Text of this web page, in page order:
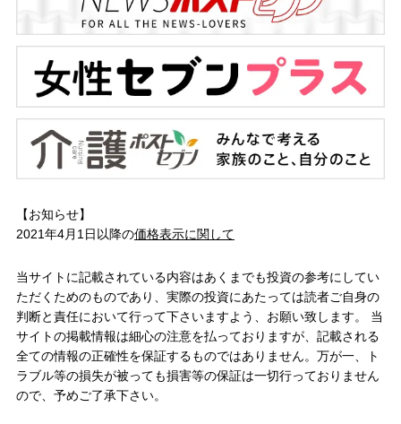
【お知らせ】
2021年4月1日以降の価格表示に関して
当サイトに記載されている内容はあくまでも投資の参考にしてい
ただくためのものであり、実際の投資にあたっては読者ご自身の
判断と責任において行って下さいますよう、お願い致します。 当
サイトの掲載情報は細心の注意を払っておりますが、記載される
全ての情報の正確性を保証するものではありません。万が一、ト
ラブル等の損失が被っても損害等の保証は一切行っておりません
ので、予めご了承下さい。